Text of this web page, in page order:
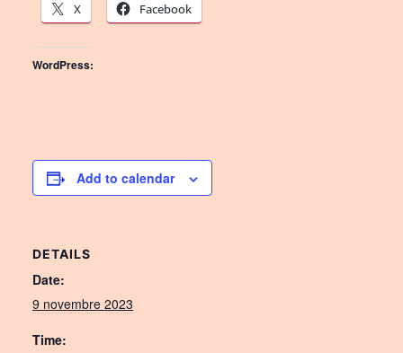
X
Facebook
WordPress:
Add to calendar
DETAILS
Date:
9 novembre 2023
Time: